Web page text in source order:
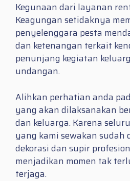
Kegunaan dari layanan
Keagungan setidaknya
penyelenggara pesta
dan ketenangan terkait
penunjang kegiatan
undangan.
Alihkan perhatian anda
yang akan dilaksanakan
dan keluarga. Karena
yang kami sewakan sudah
dekorasi dan supir
menjadikan momen tak
terjaga.